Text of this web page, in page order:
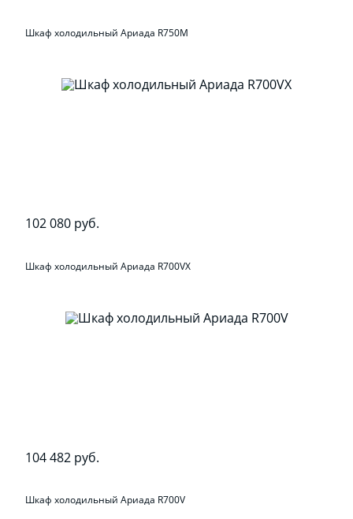
Шкаф холодильный Ариада R750M
102 080 руб.
Шкаф холодильный Ариада R700VX
104 482 руб.
Шкаф холодильный Ариада R700V